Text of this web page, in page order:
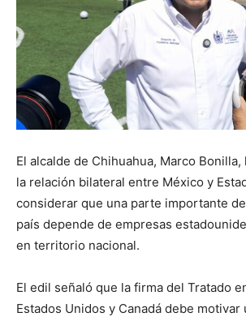
El alcalde de Chihuahua, Marco
la relación bilateral entre México y
considerar que una parte importante
país depende de empresas
en territorio nacional.
El edil señaló que la firma del Tratado
Estados Unidos y Canadá debe motivar